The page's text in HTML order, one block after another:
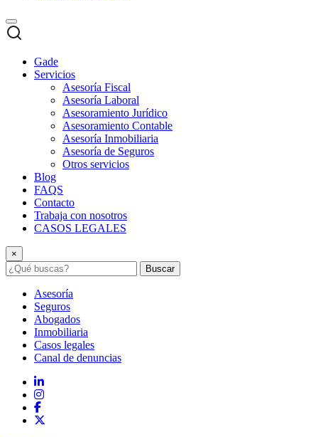
Gade
Servicios
Asesoría Fiscal
Asesoría Laboral
Asesoramiento Jurídico
Asesoramiento Contable
Asesoría Inmobiliaria
Asesoría de Seguros
Otros servicios
Blog
FAQS
Contacto
Trabaja con nosotros
CASOS LEGALES
×
Buscar
Asesoría
Seguros
Abogados
Inmobiliaria
Casos legales
Canal de denuncias